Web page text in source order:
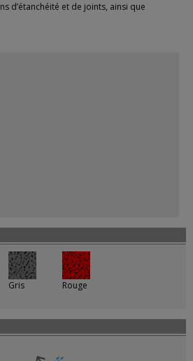
d’étanchéité et de joints, ainsi que
Gris Rouge